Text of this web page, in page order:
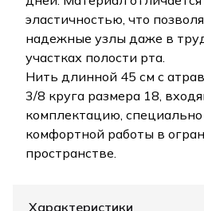
эластичностью, что
надежные узлы даже в
участках полости рта.
Нить длинной 45 см с
3/8 круга размера 18,
комплектацию,
комфортной работы в
пространстве.
Характеристики